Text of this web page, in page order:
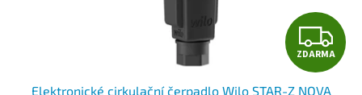
Z
D
ZDARMA
Elektronické cirkulační čerpadlo Wilo STAR-Z NOVA